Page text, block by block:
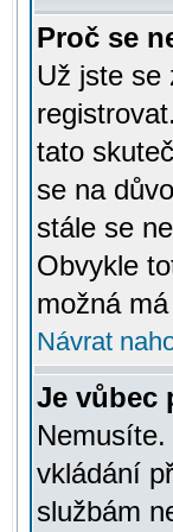
Proč se
Už jste se
tato
se na
stále se
Obvykle
možná
Návrat
Je vůbec
vkládání
službám